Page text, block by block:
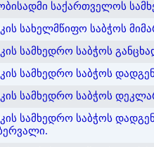
საქართველოს
სახელმწიფო საბჭოს
სამხედრო საბჭოს
სამხედრო საბჭოს
სამხედრო საბჭოს
სამხედრო საბჭოს